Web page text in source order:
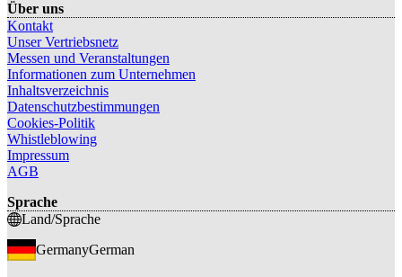
Über uns
Kontakt
Unser Vertriebsnetz
Messen und Veranstaltungen
Informationen zum Unternehmen
Inhaltsverzeichnis
Datenschutzbestimmungen
Cookies-Politik
Whistleblowing
Impressum
AGB
Sprache
Land/Sprache
GermanyGerman